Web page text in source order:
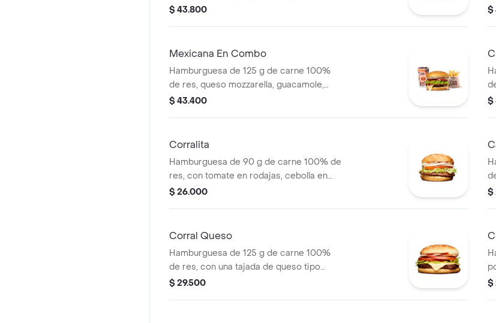
maíz, tomate, lechuga y salsa blanca +
$ 43.800 $
Mexicana En Combo
Hamburguesa de 125 g de carne 100%
de res, queso mozzarella, guacamole,
fríjol refrito, tomate, cebolla, lechuga y
$ 43.400 $
Corralita
Hamburguesa de 90 g de carne 100% de
res, con tomate en rodajas, cebolla en
rodajas, lechuga, salsa blanca y salsa de
$ 26.000 $
Corral Queso
Hamburguesa de 125 g de carne 100%
de res, con una tajada de queso tipo
mozzarella, tomate en rodajas, cebolla en
$ 29.500 $